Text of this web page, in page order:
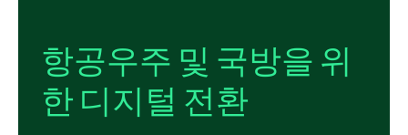
항공우주 및 국방을 위
한 디지털 전환